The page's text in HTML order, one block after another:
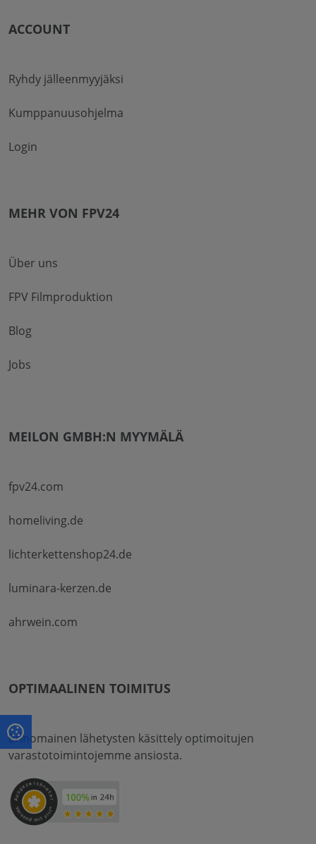
ACCOUNT
Ryhdy jälleenmyyjäksi
Kumppanuusohjelma
Login
MEHR VON FPV24
Über uns
FPV Filmproduktion
Blog
Jobs
MEILON GMBH:N MYYMÄLÄ
fpv24.com
homeliving.de
lichterkettenshop24.de
luminara-kerzen.de
ahrwein.com
OPTIMAALINEN TOIMITUS
Erinomainen lähetysten käsittely optimoitujen
varastotoimintojemme ansiosta.